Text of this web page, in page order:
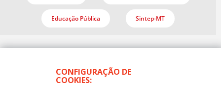
CONFIGURAÇÃO DE
COOKIES:
Educação Pública Sintep-MT